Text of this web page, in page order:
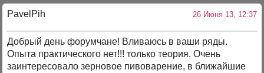
PavelPih 26 Июня 13, 12:37
Добрый день форумчане! Вливаюсь в ваши ряды.
Опыта практического нет!!! только теория. Очень
заинтересовало зерновое пивоварение, в ближайшие